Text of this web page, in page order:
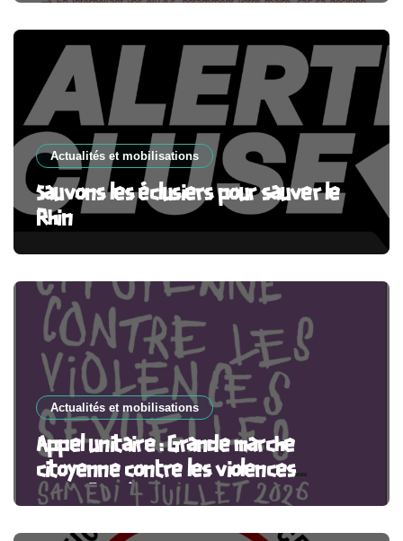
Actualités et mobilisations
Sauvons les éclusiers pour sauver le
Rhin
Actualités et mobilisations
Appel unitaire : Grande marche
citoyenne contre les violences
sexuelles, à Paris et partout en France